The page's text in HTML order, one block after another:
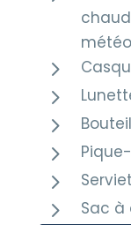
5
5
5
5
5
5 Sac à